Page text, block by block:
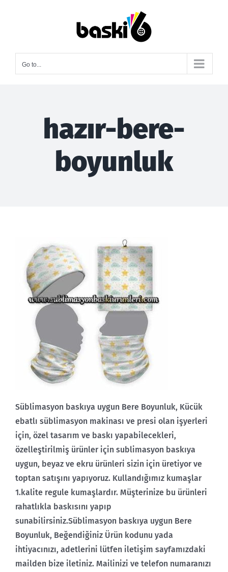
Go to...
hazır-bere-
boyunluk
Süblimasyon baskıya uygun Bere Boyunluk, Kücük
ebatlı süblimasyon makinası ve presi olan işyerleri
için, özel tasarım ve baskı yapabilecekleri,
özelleştirilmiş ürünler için sublimasyon baskıya
uygun, beyaz ve ekru ürünleri sizin için üretiyor ve
toptan satışını yapıyoruz. Kullandığımız kumaşlar
1.kalite regule kumaşlardır. Müşterinize bu ürünleri
rahatlıkla baskısını yapıp
sunabilirsiniz.Süblimasyon baskıya uygun Bere
Boyunluk, Beğendiğiniz Ürün kodunu yada
ihtiyacınızı, adetlerini lütfen iletişim sayfamızdaki
mailden bize iletiniz. Mailinizi ve telefon numaranızı